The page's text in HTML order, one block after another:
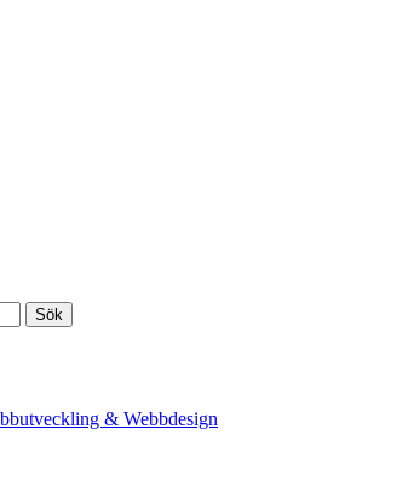
& Webbdesign